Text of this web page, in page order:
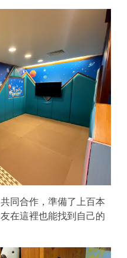
同合作，準備了上百本
在這裡也能找到自己的